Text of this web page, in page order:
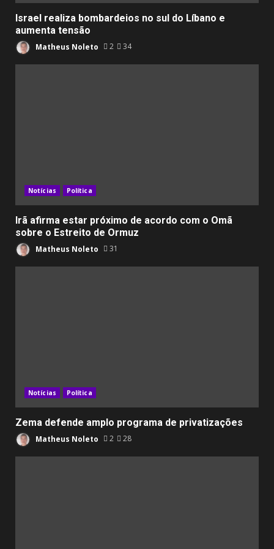
Israel realiza bombardeios no sul do Líbano e
aumenta tensão
Matheus Noleto 2 34
Notícias Política
Irã afirma estar próximo de acordo com o Omã
sobre o Estreito de Ormuz
Matheus Noleto 31
Notícias Política
Zema defende amplo programa de privatizações
Matheus Noleto 2 28